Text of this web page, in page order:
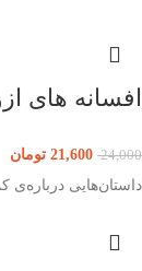
افسانه های
24,000
21,600 تومان
داستان‌هایی درباره‌ی